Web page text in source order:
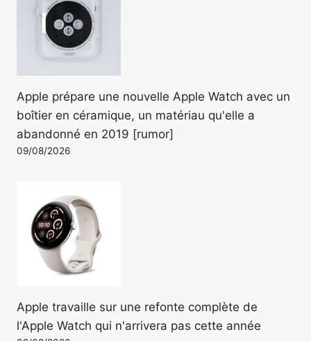
Apple prépare une nouvelle Apple Watch avec un
boîtier en céramique, un matériau qu'elle a
abandonné en 2019 [rumor]
09/08/2026
Apple travaille sur une refonte complète de
l'Apple Watch qui n'arrivera pas cette année